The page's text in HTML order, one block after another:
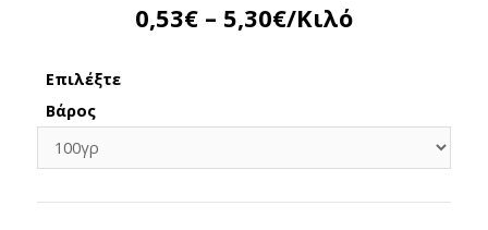
0,53€ – 5,30€/Κιλό
Επιλέξτε
Βάρος